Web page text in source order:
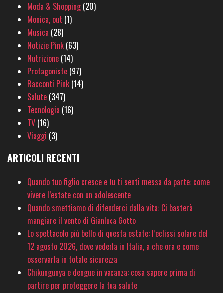
Moda & Shopping(20)
Monica, out (1)
Musica (28)
Notizie Pink (63)
Nutrizione (14)
Protagoniste (97)
Racconti Pink (14)
Salute (347)
Tecnologia (16)
TV (16)
Viaggi (3)
ARTICOLI RECENTI
Quando tuo figlio cresce e tu ti senti messa da parte: come
vivere l’estate con un adolescente
Quando smettiamo di difenderci dalla vita: Ci basterà
mangiare il vento di Gianluca Gotto
Lo spettacolo più bello di questa estate: l’eclissi solare del
12 agosto 2026, dove vederla in Italia, a che ora e come
osservarla in totale sicurezza
Chikungunya e dengue in vacanza: cosa sapere prima di
partire per proteggere la tua salute